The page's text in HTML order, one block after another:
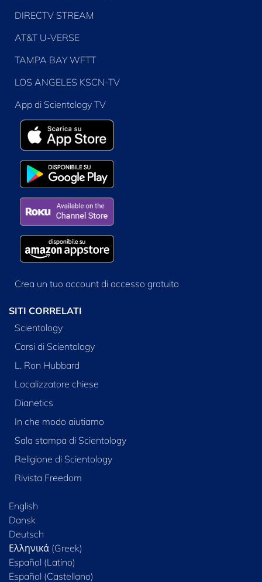
DIRECTV STREAM
AT&T U-VERSE
TAMPA BAY WFTT
LOS ANGELES KSCN-TV
App di Scientology TV
Crea un tuo account di accesso gratuito
SITI CORRELATI
Scientology
Corsi di Scientology
L. Ron Hubbard
Localizzatore chiese
Dianetics
In che modo aiutiamo
Sala stampa di Scientology
Religione di Scientology
Rivista Freedom
English
Dansk
Deutsch
Ελληνικά (Greek)
Español (Latino)
Español (Castellano)